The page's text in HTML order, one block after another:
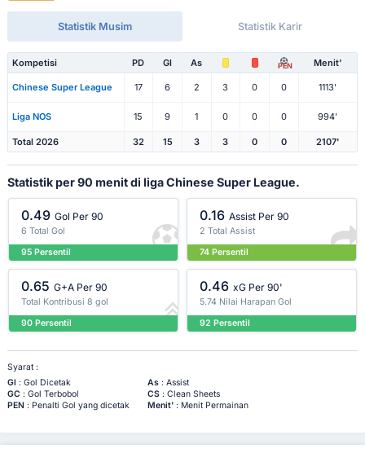
Statistik Musim Statistik Karir
Kompetisi PD Gl As PEN Menit'
Chinese Super League 17 6 2 3 0 0 1113'
Liga NOS 15 9 1 0 0 0 994'
Total 2026 32 15 3 3 0 0 2107'
Statistik per 90 menit di liga Chinese Super League.
0.49 Gol Per 90
6 Total Gol
95 Persentil
0.16 Assist Per 90
2 Total Assist
74 Persentil
0.65 G+A Per 90
Total Kontribusi 8 gol
90 Persentil
0.46 xG Per 90'
5.74 Nilai Harapan Gol
92 Persentil
Syarat :
Gl : Gol Dicetak As: Assist
GC : Gol Terbobol CS: Clean Sheets
PEN: Penalti Gol yang dicetak Menit': Menit Permainan